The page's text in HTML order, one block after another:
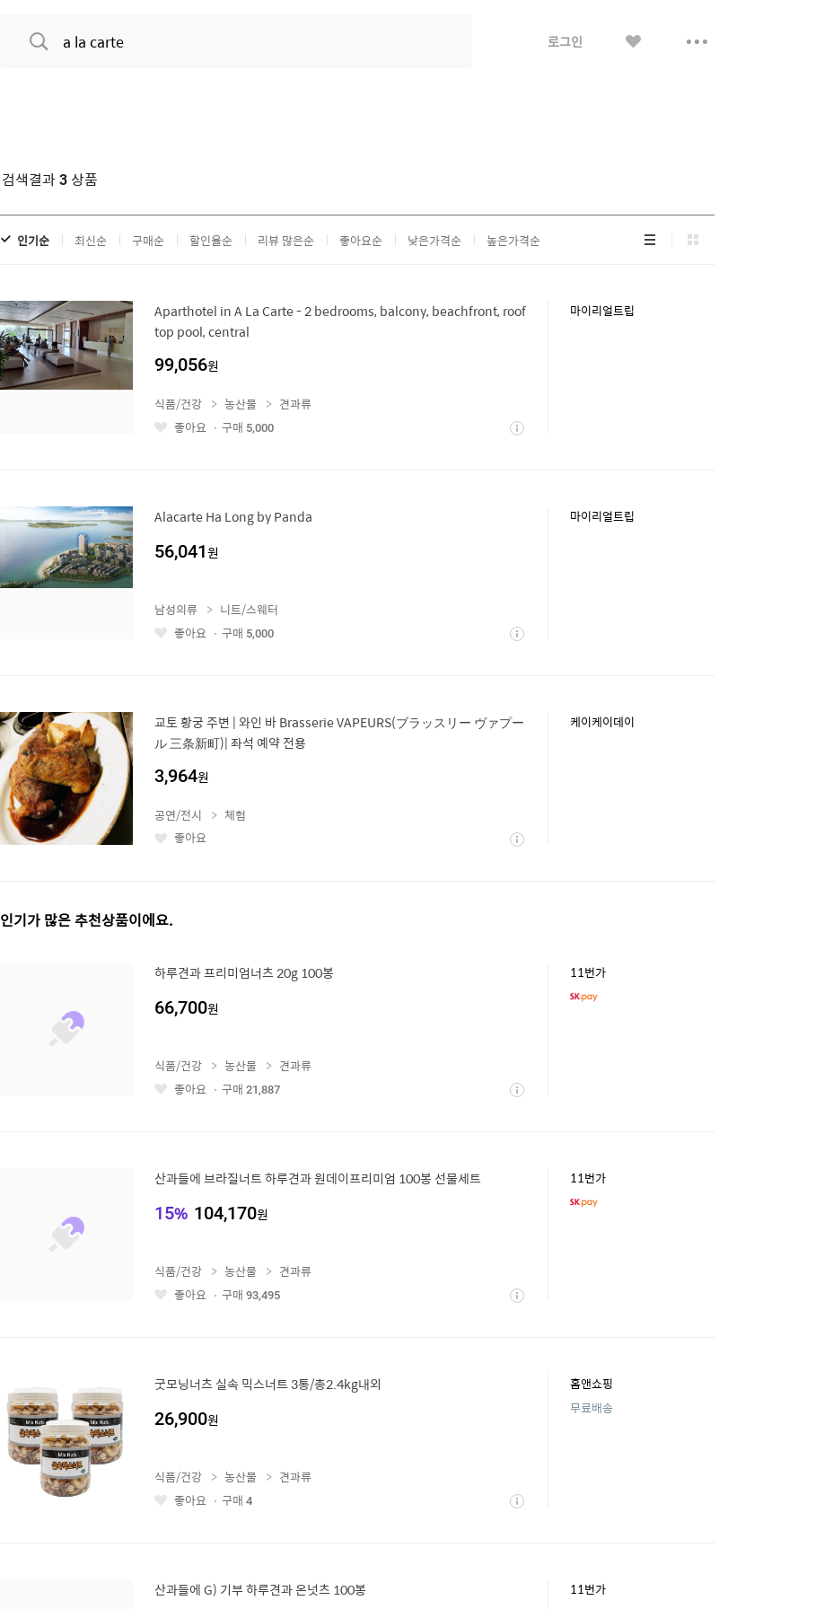
로그인 보
검색결과 3 상품
인기순 최신순 구매순 할인율순 리뷰 많은순 좋아요순 낮은가격순 높은가격순 리
스
그
리
Aparthotel in A La Carte - 2 bedrooms, balcony, beachfront, roof
top pool, central
99,056원
마이리얼트립
좋 상
식품/건강 농산물
견과류
좋아요
구매 5,000
Alacarte Ha Long by Panda
56,041원
마이리얼트립
좋 상
남성의류
니트/스웨터
좋아요
구매 5,000
교토 황궁 주변 | 와인 바 Brasserie VAPEURS(ブラッスリー ヴァプー
ル 三条新町)| 좌석 예약 전용
3,964원
케이케이데이
좋 상
공연/전시
체험
좋아요
인기가 많은 추천상품이에요.
하루견과 프리미엄너츠 20g 100봉
66,700원
11번가
좋 상
식품/건강 농산물
견과류
좋아요
구매 21,887
산과들에 브라질너트 하루견과 원데이프리미엄 100봉 선물세트
15% 104,170원
11번가
좋 상
식품/건강 농산물
견과류
좋아요
구매 93,495
굿모닝너츠 실속 믹스너트 3통/총2.4kg내외
26,900원
홈앤쇼핑
무료배송
좋 상
식품/건강 농산물
견과류
좋아요
구매 4
산과들에 G) 기부 하루견과 온넛츠 100봉 11번가